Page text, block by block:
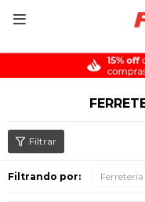

Filtrando por: Ferretería